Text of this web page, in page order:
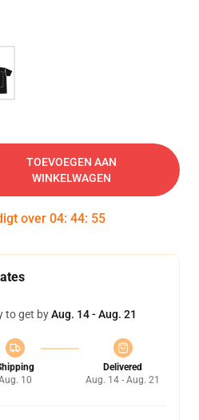
TOEVOEGEN AAN
WINKELWAGEN
over 04: 44: 54
to get byAug. 14 - Aug. 21
10
Delivered
Aug. 14 - Aug. 21